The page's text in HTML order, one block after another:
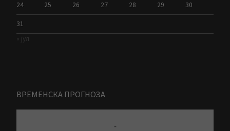
24 25 26 27 28 29 30
31
« јул
ВРЕМЕНСКА ПРОГНОЗА
-